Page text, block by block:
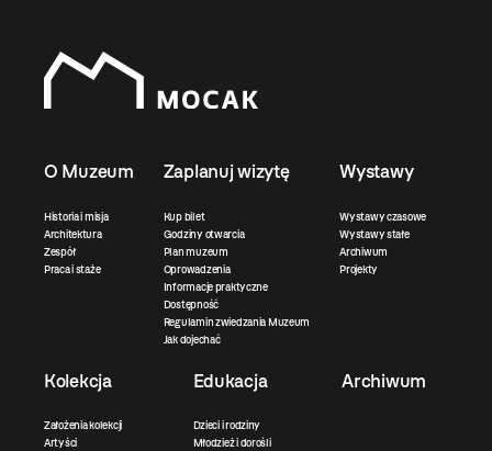
O Muzeum
Historia i misja
Architektura
Zespół
Praca i staże
Zaplanuj wizytę
Kup bilet
Godziny otwarcia
Plan muzeum
Oprowadzenia
Informacje praktyczne
Dostępność
Regulamin zwiedzania Muzeum
Jak dojechać
Wystawy
Wystawy czasowe
Wystawy stałe
Archiwum
Projekty
Kolekcja
Założenia kolekcji
Artyści
Edukacja
Dzieci i rodziny
Młodzież i dorośli
Archiwum